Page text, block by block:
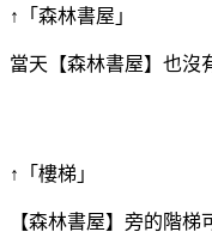
↑「森林書屋」
當天【森林書屋】也沒
↑「樓梯」
【森林書屋】旁的階